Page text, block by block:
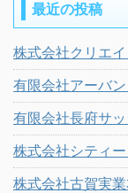
最近の投稿
株式会社クリエ
有限会社アーバン
有限会社長府サ
株式会社シティ
株式会社古賀実